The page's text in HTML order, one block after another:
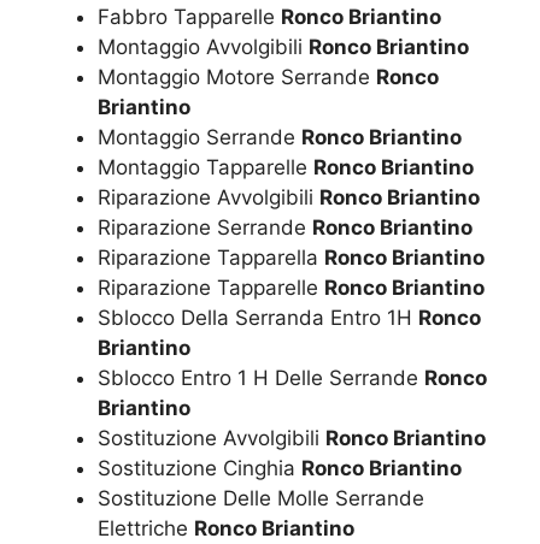
Fabbro Tapparelle Ronco Briantino
Montaggio Avvolgibili Ronco Briantino
Montaggio Motore Serrande Ronco
Briantino
Montaggio Serrande Ronco Briantino
Montaggio Tapparelle Ronco Briantino
Riparazione Avvolgibili Ronco Briantino
Riparazione Serrande Ronco Briantino
Riparazione Tapparella Ronco Briantino
Riparazione Tapparelle Ronco Briantino
Sblocco Della Serranda Entro 1H Ronco
Briantino
Sblocco Entro 1 H Delle Serrande Ronco
Briantino
Sostituzione Avvolgibili Ronco Briantino
Sostituzione Cinghia Ronco Briantino
Sostituzione Delle Molle Serrande
Elettriche Ronco Briantino